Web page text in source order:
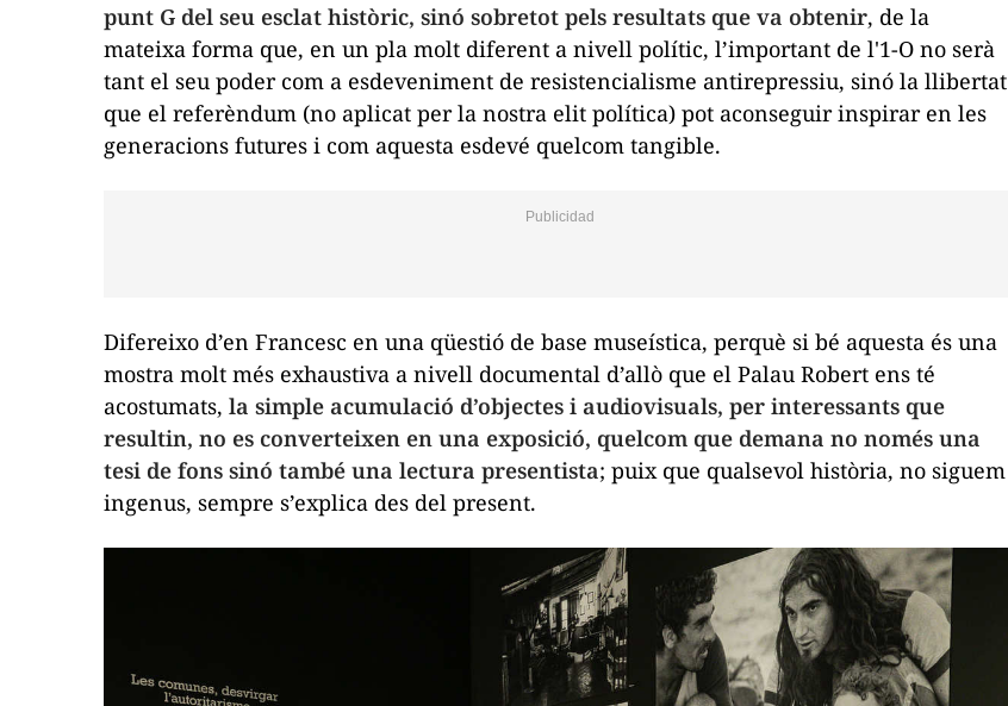
punt G del seu esclat històric, sinó sobretot pels resultats que va obtenir, de la
mateixa forma que, en un pla molt diferent a nivell polític, l’important de l'1-O no serà
tant el seu poder com a esdeveniment de resistencialisme antirepressiu, sinó la llibertat
que el referèndum (no aplicat per la nostra elit política) pot aconseguir inspirar en les
generacions futures i com aquesta esdevé quelcom tangible.
Difereixo d’en Francesc en una qüestió de base museística, perquè si bé aquesta és una
mostra molt més exhaustiva a nivell documental d’allò que el Palau Robert ens té
acostumats, la simple acumulació d’objectes i audiovisuals, per interessants que
resultin, no es converteixen en una exposició, quelcom que demana no només una
tesi de fons sinó també una lectura presentista; puix que qualsevol història, no siguem
ingenus, sempre s’explica des del present.